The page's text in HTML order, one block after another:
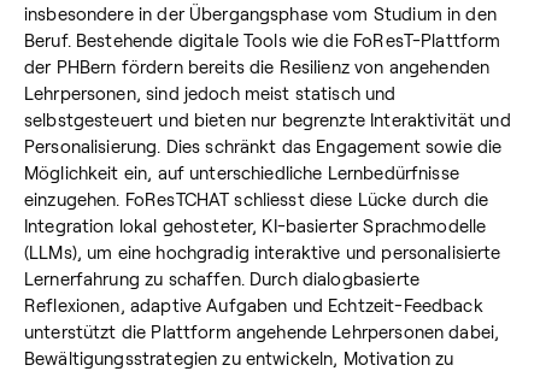
insbesondere in der Übergangsphase vom Studium in den
Beruf. Bestehende digitale Tools wie die FoResT-Plattform
der PHBern fördern bereits die Resilienz von angehenden
Lehrpersonen, sind jedoch meist statisch und
selbstgesteuert und bieten nur begrenzte Interaktivität und
Personalisierung. Dies schränkt das Engagement sowie die
Möglichkeit ein, auf unterschiedliche Lernbedürfnisse
einzugehen. FoResTCHAT schliesst diese Lücke durch die
Integration lokal gehosteter, KI-basierter Sprachmodelle
(LLMs), um eine hochgradig interaktive und personalisierte
Lernerfahrung zu schaffen. Durch dialogbasierte
Reflexionen, adaptive Aufgaben und Echtzeit-Feedback
unterstützt die Plattform angehende Lehrpersonen dabei,
Bewältigungsstrategien zu entwickeln, Motivation zu